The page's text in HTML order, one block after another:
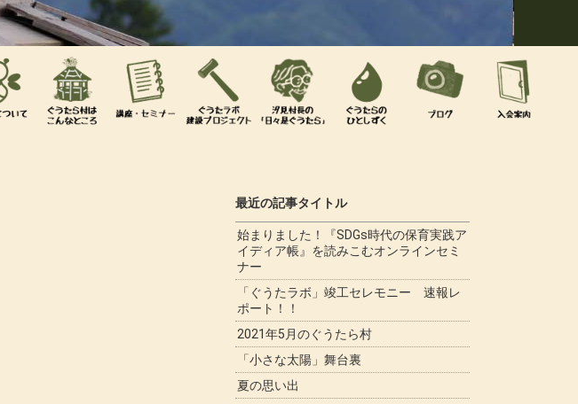
最近の記事タイトル
始まりました！『SDGs時代の保育実践ア
イディア帳』を読みこむオンラインセミ
ナー
「ぐうたラボ」竣工セレモニー 速報レ
ポート！！
2021年5月のぐうたら村
「小さな太陽」舞台裏
夏の思い出